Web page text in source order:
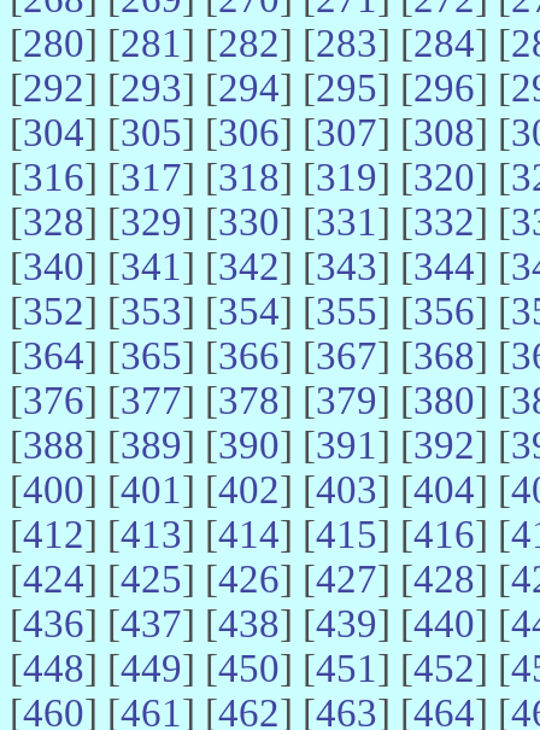
[280] [281] [282] [283] [284] [
[292] [293] [294] [295] [296] [
[304] [305] [306] [307] [308] [
[316] [317] [318] [319] [320] [
[328] [329] [330] [331] [332] [
[340] [341] [342] [343] [344] [
[352] [353] [354] [355] [356] [
[364] [365] [366] [367] [368] [
[376] [377] [378] [379] [380] [
[388] [389] [390] [391] [392] [
[400] [401] [402] [403] [404] [
[412] [413] [414] [415] [416] [
[424] [425] [426] [427] [428] [
[436] [437] [438] [439] [440] [
[448] [449] [450] [451] [452] [
[460] [461] [462] [463] [464] [